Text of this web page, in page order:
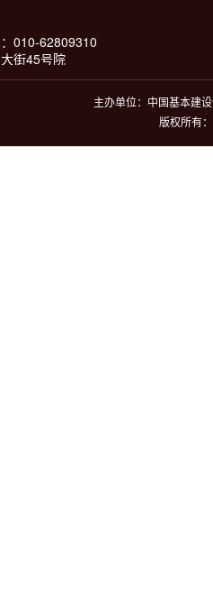
010-62809310
街45号院
主办单位：中国基本建
版权所有